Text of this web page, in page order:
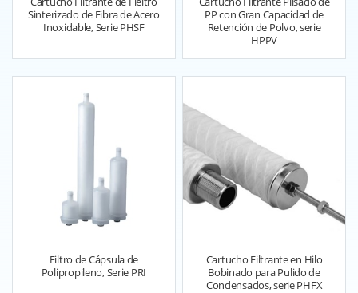
Sinterizado de Fibra de Acero
Inoxidable, Serie PHSF
PP con Gran Capacidad de
Retención de Polvo, serie
HPPV
Filtro de Cápsula de
Polipropileno, Serie PRI
Cartucho Filtrante en Hilo
Bobinado para Pulido de
Condensados, serie PHFX